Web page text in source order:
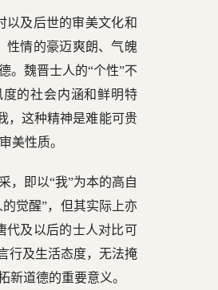
以及后世的审美文化和
性情的豪迈爽朗、气魄
。魏晋士人的“个性”不
的社会内涵和鲜明特
，这种精神是难能可贵
美性质。
，即以“我”为本的高自
觉醒”，但其实际上亦
代及以后的士人对比可
行及生活态度，无法掩
新道德的重要意义。